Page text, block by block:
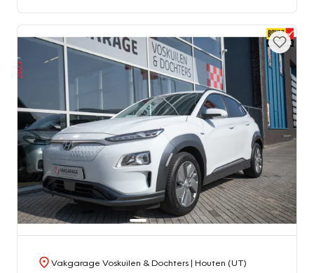
Vakgarage Voskuilen & Dochters| Houten (UT)